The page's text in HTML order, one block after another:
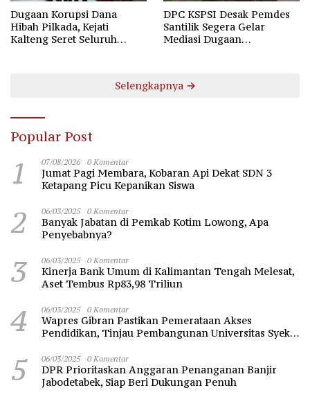
Dugaan Korupsi Dana
Hibah Pilkada, Kejati
Kalteng Seret Seluruh
DPC KSPSI Desak Pemdes
Santilik Segera Gelar
Mediasi Dugaan
Selengkapnya
Popular Post
1 07/08/2026 0 Komentar
Jumat Pagi Membara, Kobaran Api Dekat SDN 3
Ketapang Picu Kepanikan Siswa
2 06/03/2025 0 Komentar
Banyak Jabatan di Pemkab Kotim Lowong, Apa
Penyebabnya?
3 06/03/2025 0 Komentar
Kinerja Bank Umum di Kalimantan Tengah Melesat,
Aset Tembus Rp83,98 Triliun
4 06/03/2025 0 Komentar
Wapres Gibran Pastikan Pemerataan Akses
Pendidikan, Tinjau Pembangunan Universitas Syekh
5 06/03/2025 0 Komentar
DPR Prioritaskan Anggaran Penanganan Banjir
Jabodetabek, Siap Beri Dukungan Penuh